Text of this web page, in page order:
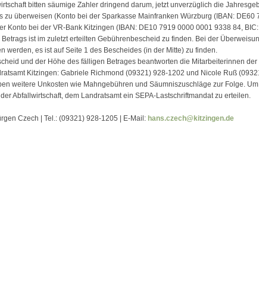
bitten säumige Zahler dringend darum, jetzt unverzüglich die
zu überweisen (Konto bei der Sparkasse Mainfranken Würzburg (IBAN: DE60
Konto bei der VR-Bank Kitzingen (IBAN: DE10 7919 0000 0001 9338 84,
ist im zuletzt erteilten Gebührenbescheid zu finden. Bei der
werden, es ist auf Seite 1 des Bescheides (in der Mitte) zu finden.
und der Höhe des fälligen Betrages beantworten die Mitarbeiterinnen
Kitzingen: Gabriele Richmond (09321) 928-1202 und Nicole Ruß
weitere Unkosten wie Mahngebühren und Säumniszuschläge zur Folge.
Abfallwirtschaft, dem Landratsamt ein SEPA-Lastschriftmandat zu erteilen.
Czech | Tel.: (09321) 928-1205 | E-Mail: hans.czech@kitzingen.de